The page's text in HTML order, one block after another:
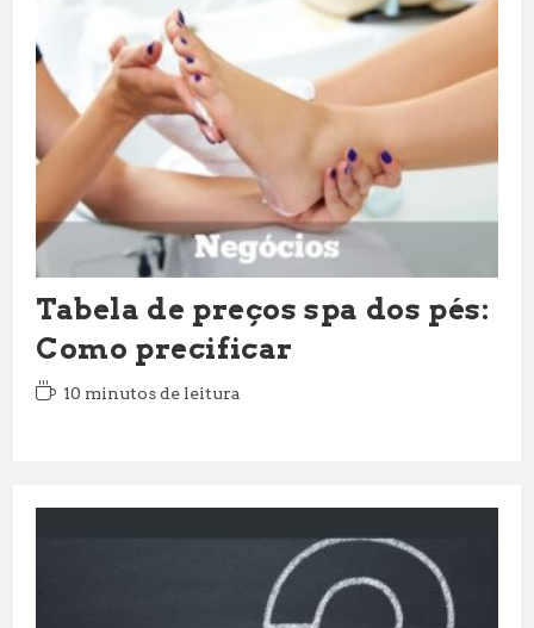
Tabela de preços spa dos pés:
Como precificar
Tempo10 minutos de leitura